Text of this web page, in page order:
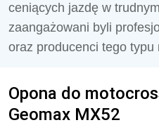
ceniących jazdę w
zaangażowani byli
oraz producenci tego typu
Opona do
Geomax MX52